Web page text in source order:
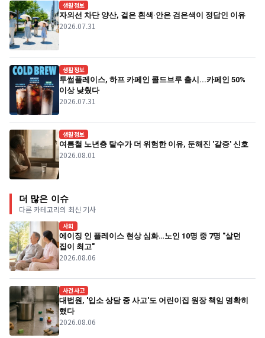
생활정보
자외선 차단 양산, 겉은 흰색·안은 검은색이 정답인 이유
2026.07.31
생활정보
투썸플레이스, 하프 카페인 콜드브루 출시...카페인 50%
이상 낮췄다
2026.07.31
생활정보
여름철 노년층 탈수가 더 위험한 이유, 둔해진 '갈증' 신호
2026.08.01
더 많은 이슈
다른 카테고리의 최신 기사
사회
에이징 인 플레이스 현상 심화…노인 10명 중 7명 "살던
집이 최고"
2026.08.06
사건사고
대법원, '입소 상담 중 사고'도 어린이집 원장 책임 명확히
했다
2026.08.06